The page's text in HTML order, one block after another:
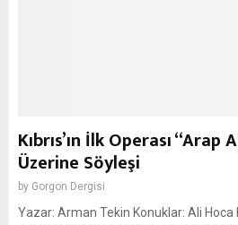
Kıbrıs’ın İlk Operası “Arap
Üzerine Söyleşi
by Gorgon Dergisi
Yazar: Arman Tekin Konuklar: Ali Hoca